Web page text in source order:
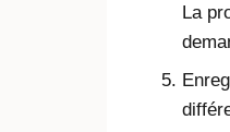
La